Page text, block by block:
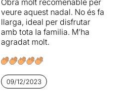
personatges afectuosos que
es mostren disposats a
ajudar al protagonista.
La història d'Oliver Twist
atrapa l'espectador, tant
infantil com adult, des del
primer instant i el convida a
experimentar diverses
Obra molt recomenable per
veure aquest nadal. No és fa
llarga, ideal per disfrutar
amb tota la familia. M’ha
agradat molt.
09/12/2023